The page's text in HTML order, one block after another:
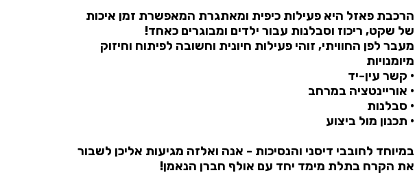
הרכבת פאזל היא פעילות כיפית ומאתגרת המאפשרת זמן איכות
של שקט, ריכוז וסבלנות עבור ילדים ומבוגרים כאחד!
מעבר לפן החוויתי, זוהי פעילות חיונית וחשובה לפיתוח וחיזוק
מיומנויות
• קשר עין-יד
• אוריינטציה במרחב
• סבלנות
• תכנון מול ביצוע
במיוחד לחובבי דיסני והנסיכות - אנה ואלזה מגיעות אליכן לשבור
את הקרח בתלת מימד יחד עם אולף חברן הנאמן!